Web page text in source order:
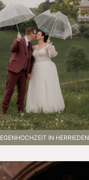
IN HERRIEDEN